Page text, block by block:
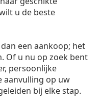
u de beste
een aankoop; het
Of u nu op zoek bent
persoonlijke
aanvulling op uw
bij elke stap.